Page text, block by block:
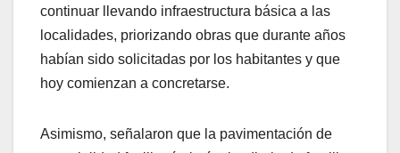
continuar llevando infraestructura básica a las
localidades, priorizando obras que durante años
habían sido solicitadas por los habitantes y que
hoy comienzan a concretarse.
Asimismo, señalaron que la pavimentación de